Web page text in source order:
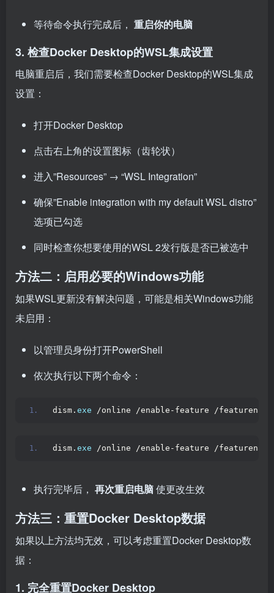
等待命令执行完成后， 重启你的电脑
3. 检查Docker Desktop的WSL集成设置
电脑重启后，我们需要检查Docker Desktop的WSL集成
设置：
打开Docker Desktop
点击右上角的设置图标（齿轮状）
进入”Resources” → “WSL Integration”
确保”Enable integration with my default WSL distro”
选项已勾选
同时检查你想要使用的WSL 2发行版是否已被选中
方法二：启用必要的Windows功能
如果WSL更新没有解决问题，可能是相关Windows功能
未启用：
以管理员身份打开PowerShell
依次执行以下两个命令：
dism. exe /online /enable-feature /
dism. exe /online /enable-feature /
执行完毕后， 再次重启电脑使更改生效
方法三：重置Docker Desktop数据
如果以上方法均无效，可以考虑重置Docker Desktop数
据：
1. 完全重置Docker Desktop